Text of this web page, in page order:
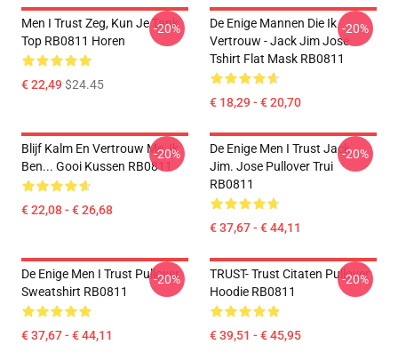
Men I Trust Zeg, Kun Je Tank
Top RB0811 Horen
€ 22,49$24.45
-20%
De Enige Mannen Die Ik
Vertrouw - Jack Jim Jose
Tshirt Flat Mask RB0811
€ 18,29 - € 20,70
-20%
Blijf Kalm En Vertrouw Me, Ik
Ben... Gooi Kussen RB0811
€ 22,08 - € 26,68
-20%
De Enige Men I Trust Jack.
Jim. Jose Pullover Trui
RB0811
€ 37,67 - € 44,11
-20%
De Enige Men I Trust Pullover
Sweatshirt RB0811
€ 37,67 - € 44,11
-20%
TRUST- Trust Citaten Pullover
Hoodie RB0811
€ 39,51 - € 45,95
-20%